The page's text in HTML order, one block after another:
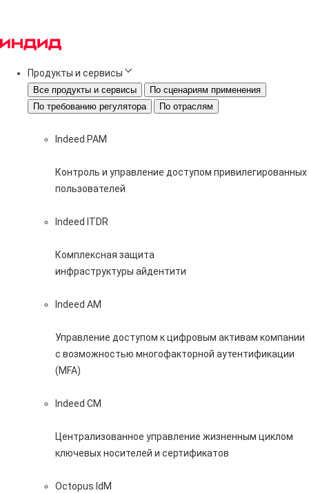
Продукты и сервисы
Все продукты и сервисы
По сценариям применения
По требованию регулятора
По отраслям
Indeed PAM
Контроль и управление доступом привилегированных
пользователей
Indeed ITDR
Комплексная защита
инфраструктуры айдентити
Indeed AM
Управление доступом к цифровым активам компании
с возможностью многофакторной аутентификации
(MFA)
Indeed CM
Централизованное управление жизненным циклом
ключевых носителей и сертификатов
Octopus IdM